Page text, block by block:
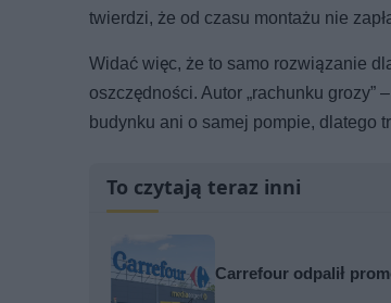
twierdzi, że od czasu montażu nie
Widać więc, że to samo rozwiązanie
oszczędności. Autor „rachunku
budynku ani o samej pompie, dlatego
To czytają teraz inni
Carrefour odpalił